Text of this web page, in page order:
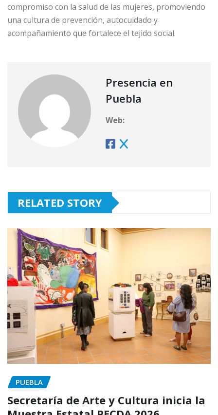
compromiso con la salud de las mujeres, promoviendo
una cultura de prevención, autocuidado y
acompañamiento que fortalece el tejido social.
Presencia en
Puebla
Web:
RELATED STORY
PUEBLA
Secretaría de Arte y Cultura inicia la